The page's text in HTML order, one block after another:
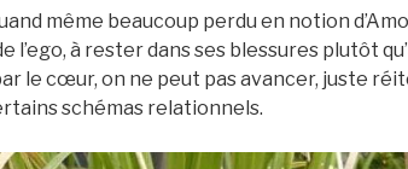
même beaucoup perdu en notion
à rester dans ses blessures plutôt
le cœur, on ne peut pas avancer, juste
schémas relationnels.